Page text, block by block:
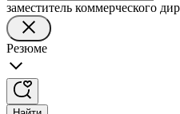
заместитель коммерческого
Резюме